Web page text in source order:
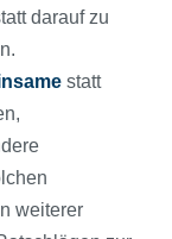
darauf zu
statt
weiterer